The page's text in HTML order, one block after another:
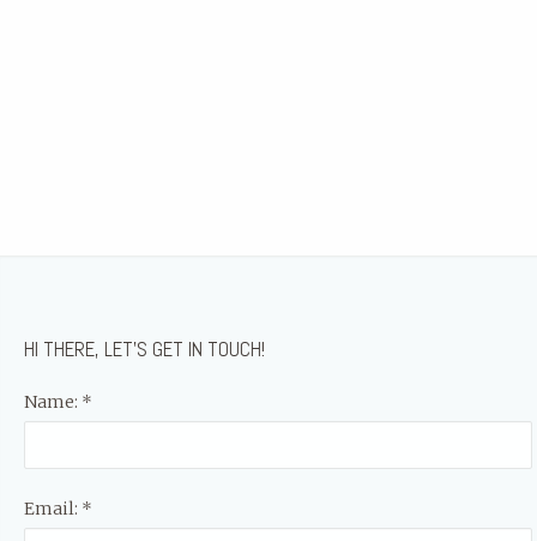
HI THERE, LET’S GET IN TOUCH!
Name: *
Email: *